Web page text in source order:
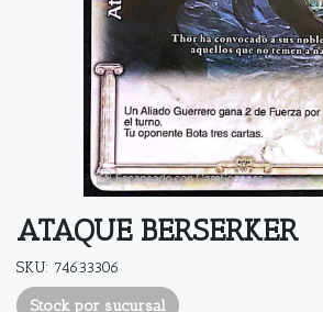
ATAQUE BERSERKER
SKU: 74633306
Stock por sucursal